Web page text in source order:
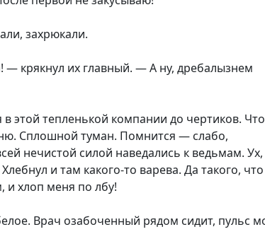
захрюкали.
крякнул их главный. — А ну, дребалызнем
этой тепленькой компании до чертиков. Что
Сплошной туман. Помнится — слабо,
нечистой силой наведались к ведьмам. Ух,
и там какого-то варева. Да такого, что
и хлоп меня по лбу!
Врач озабоченный рядом сидит, пульс